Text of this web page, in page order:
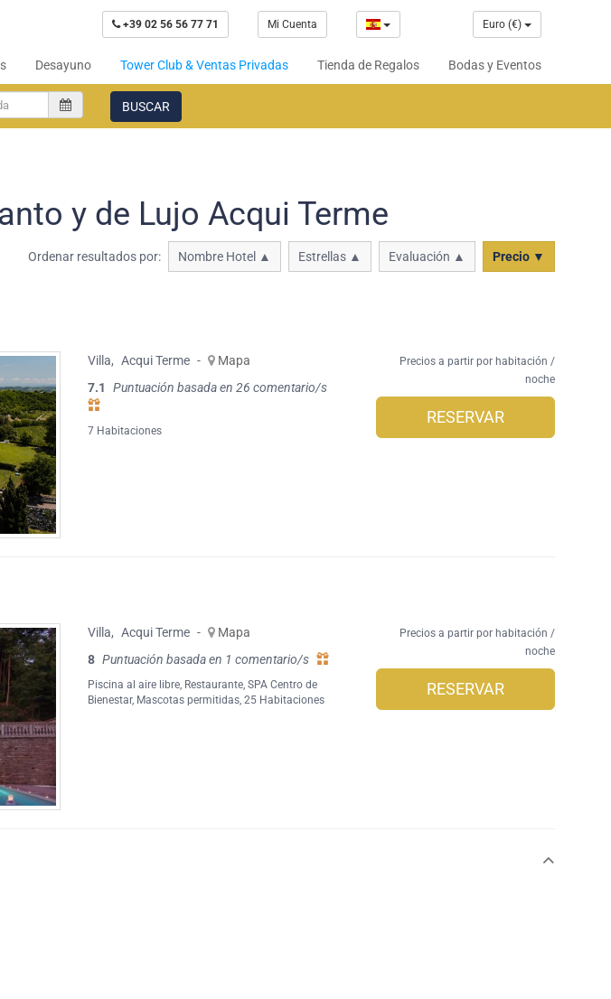
+39 02 56 56 77 71 Mi Cuenta Euro (€)
Desayuno Tower Club & Ventas Privadas Tienda de Regalos Bodas y Eventos
BUSCAR
y de Lujo Acqui Terme
Ordenar resultados por: Nombre Hotel ▲ Estrellas ▲ Evaluación ▲ Precio ▼
Villa, Acqui Terme -
Mapa
7.1
Puntuación basada en 26 comentario/s
7 Habitaciones
Precios a partir por habitación /
noche
RESERVAR
Villa, Acqui Terme -
Mapa
8 Puntuación basada en 1 comentario/s
Piscina al aire libre, Restaurante,SPA Centro de
Bienestar, Mascotas permitidas, 25 Habitaciones
Precios a partir por habitación /
noche
RESERVAR